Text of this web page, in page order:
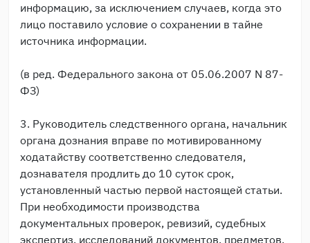
информацию, за исключением случаев, когда это
лицо поставило условие о сохранении в тайне
источника информации.
(в ред. Федерального закона от 05.06.2007 N 87-
ФЗ)
3. Руководитель следственного органа, начальник
органа дознания вправе по мотивированному
ходатайству соответственно следователя,
дознавателя продлить до 10 суток срок,
установленный частью первой настоящей статьи.
При необходимости производства
документальных проверок, ревизий, судебных
экспертиз, исследований документов, предметов,